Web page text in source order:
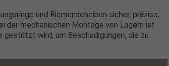
und Riemenscheiben sicher, präzise,
der mechanischen Montage von Lagern ist
gestützt wird, um Beschädigungen, die zu